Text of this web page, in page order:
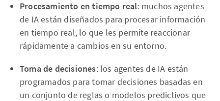
Procesamiento en tiempo real: muchos agentes
de IA están diseñados para procesar información
en tiempo real, lo que les permite reaccionar
rápidamente a cambios en su entorno.
Toma de decisiones: los agentes de IA están
programados para tomar decisiones basadas en
un conjunto de reglas o modelos predictivos que